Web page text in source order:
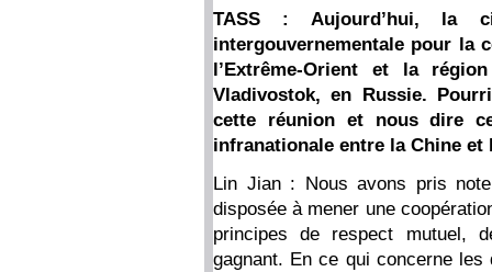
TASS : Aujourd’hui, la
intergouvernementale pour la
l’Extrême-Orient et la
Vladivostok, en Russie.
cette réunion et nous dire
infranationale entre la Chine et
Lin Jian : Nous avons pris
disposée à mener une
principes de respect mutuel,
gagnant. En ce qui concerne